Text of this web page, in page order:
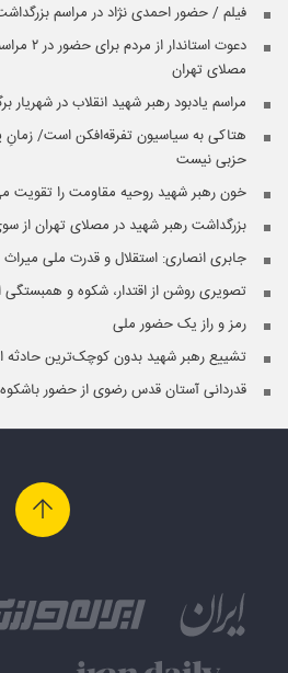
فیلم / حضور احمدی نژاد در مراسم
دعوت
مصلای تهران
مراسم یادبود رهبر شهید انقلاب در شهریار
هتاکی به سیاسیون تفرقه‌افکن است/ زمانِ
حزبی نیست
خون رهبر شهید روحیه مقاومت را
بزرگداشت رهبر شهید در مصلای تهران از
جابری انصاری:‌ استقلال و قدرت ملی
تصویری روشن از اقتدار، شکوه و همبستگی
رمز و راز یک حضور ملی
تشییع رهبر شهید بدون کوچک‌ترین حادثه
قدردانی آستان قدس رضوی از حضور